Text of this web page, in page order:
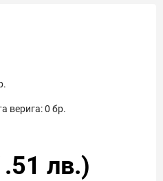
верига:0 бр.
лв.)